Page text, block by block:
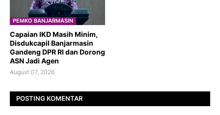
PEMKO BANJARMASIN
Capaian IKD Masih Minim,
Disdukcapil Banjarmasin
Gandeng DPR RI dan Dorong
ASN Jadi Agen
August 07, 2026
POSTING KOMENTAR